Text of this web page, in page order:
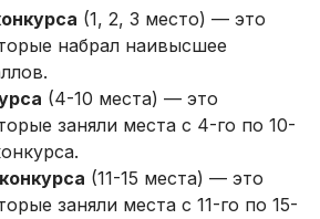
(1, 2, 3 место) — это
набрал наивысшее
(4-10 места) — это
заняли места с 4-го по 10-
(11-15 места) — это
заняли места с 11-го по 15-